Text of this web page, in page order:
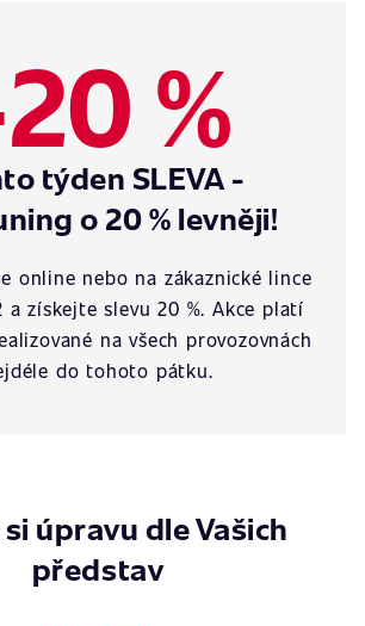
%
týden SLEVA -
o 20 % levněji!
online nebo na zákaznické lince
a získejte slevu 20 %. Akce platí
na všech provozovnách
do tohoto pátku.
úpravu dle Vašich
představ